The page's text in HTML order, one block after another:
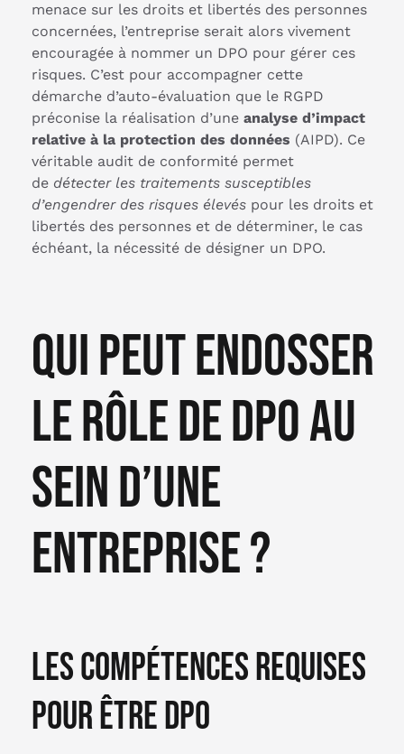
menace sur les droits et libertés des personnes
concernées, l’entreprise serait alors vivement
encouragée à nommer un DPO pour gérer ces
risques. C’est pour accompagner cette
démarche d’auto-évaluation que le RGPD
préconise la réalisation d’une analyse d’impact
relative à la protection des données (AIPD). Ce
véritable audit de conformité permet
de détecter les traitements susceptibles
d’engendrer des risques élevés pour les droits et
libertés des personnes et de déterminer, le cas
échéant, la nécessité de désigner un DPO.
Qui peut endosser
le rôle de DPO au
sein d’une
entreprise ?
Les compétences requises
pour être DPO